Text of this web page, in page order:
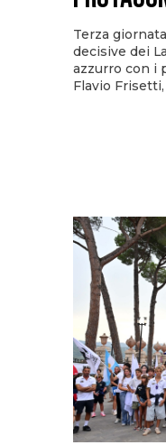
Terza
decisive dei
azzurro con i
Flavio